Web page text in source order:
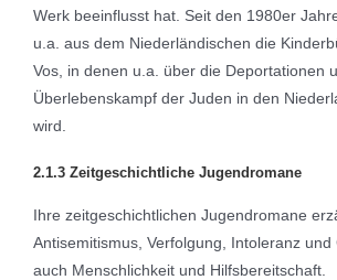
Werk beeinflusst hat. Seit den 1980er
u.a. aus dem Niederländischen die
Vos, in denen u.a. über die Deportationen
Überlebenskampf der Juden in den
wird.
2.1.3 Zeitgeschichtliche Jugendromane
Ihre zeitgeschichtlichen Jugendromane
Antisemitismus, Verfolgung, Intoleranz und
auch Menschlichkeit und Hilfsbereitschaft.